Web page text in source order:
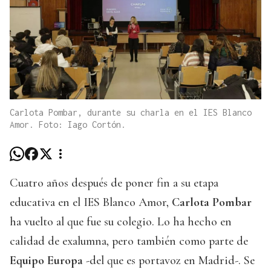
Carlota Pombar, durante su charla en el IES Blanco
Amor. Foto: Iago Cortón.
Cuatro años después de poner fin a su etapa
educativa en el IES Blanco Amor, Carlota Pombar
ha vuelto al que fue su colegio. Lo ha hecho en
calidad de exalumna, pero también como parte de
Equipo Europa -del que es portavoz en Madrid-. Se